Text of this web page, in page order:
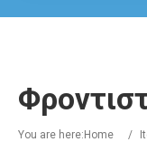
You are here: Home /